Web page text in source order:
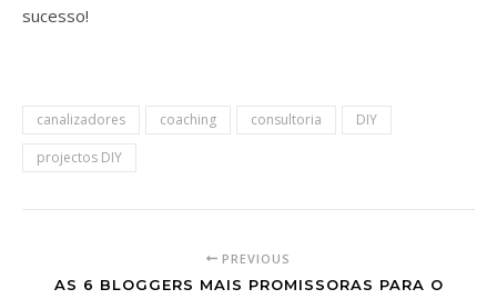
sucesso!
canalizadores coaching consultoria
DIY
projectos DIY
PREVIOUS
AS 6 BLOGGERS MAIS PROMISSORAS PARA O